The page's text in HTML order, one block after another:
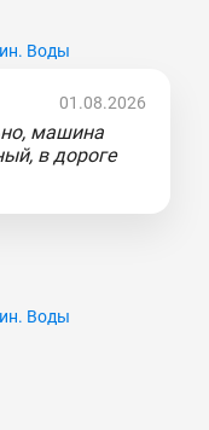
Воды
01.08.2026
машина
в дороге
Воды